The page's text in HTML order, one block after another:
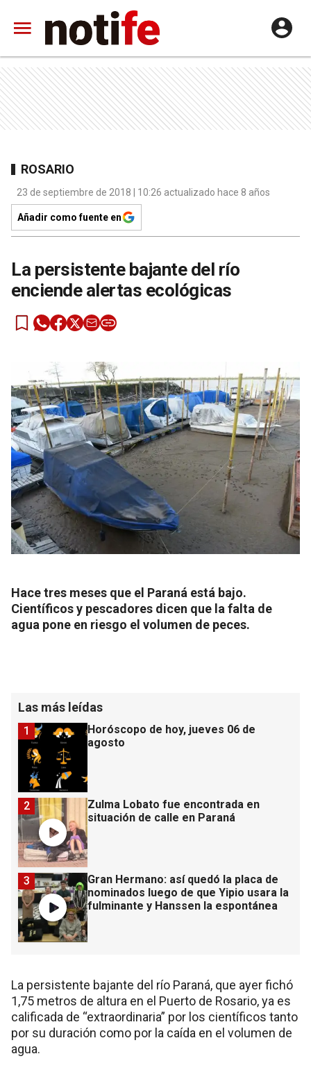
ROSARIO
23 de septiembre de 2018 | 10:26 actualizado hace 8 años
Añadir como fuente en
La persistente bajante del río
enciende alertas ecológicas
Hace tres meses que el Paraná está bajo.
Científicos y pescadores dicen que la falta de
agua pone en riesgo el volumen de peces.
Las más leídas
Horóscopo de hoy, jueves 06 de
agosto
1
Zulma Lobato fue encontrada en
situación de calle en Paraná
2
Gran Hermano: así quedó la placa de
nominados luego de que Yipio usara la
fulminante y Hanssen la espontánea
3
La persistente bajante del río Paraná, que ayer fichó
1,75 metros de altura en el Puerto de Rosario, ya es
calificada de “extraordinaria” por los científicos tanto
por su duración como por la caída en el volumen de
agua.